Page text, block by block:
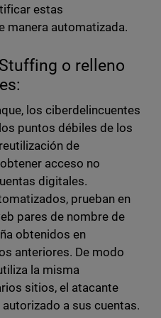
estas
manera automatizada.
o relleno
los ciberdelincuentes
puntos débiles de los
de
acceso no
digitales.
prueban en
pares de nombre de
obtenidos en
anteriores. De modo
la misma
sitios, el atacante
a sus cuentas.